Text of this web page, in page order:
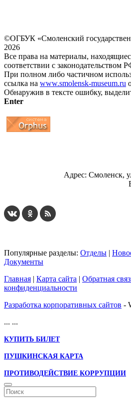
©ОГБУК «Смоленский
2026
Все права на материалы,
соответствии с законодательством
При полном либо частичном
ссылка на www.smolensk-museum.ru
Обнаружив в тексте ошибку,
Enter
Адрес: Смоленск,
Популярные разделы: Отделы |
Документы
Главная | Карта сайта | Обратная
конфиденциальности
Разработка корпоративных сайтов -
... ...
КУПИТЬ БИЛЕТ
ПУШКИНСКАЯ КАРТА
ПРОТИВОДЕЙСТВИЕ КОРРУПЦИИ